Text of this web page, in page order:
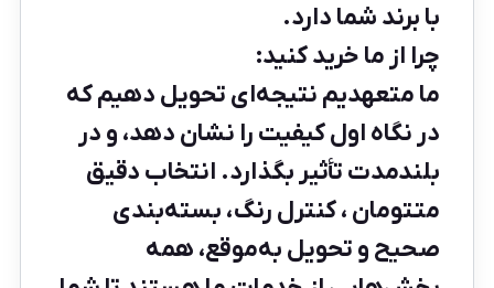
با برند شما دارد.
چرا از ما خرید کنید:
ما متعهدیم نتیجه‌ای تحویل دهیم که
در نگاه اول کیفیت را نشان دهد، و در
بلندمدت تأثیر بگذارد. انتخاب دقیق
متتومان ، کنترل رنگ، بسته‌بندی
صحیح و تحویل به‌موقع، همه